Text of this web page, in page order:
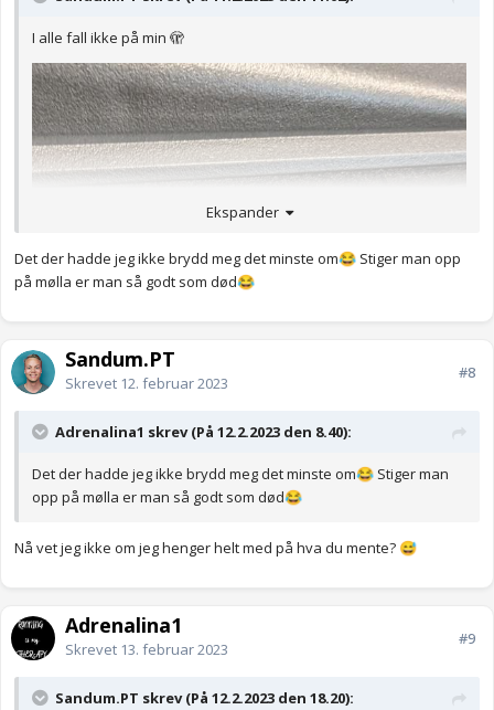
I alle fall ikke på min 🫣
Her må man stoppe umiddelbart om man blir andpusten
Ekspander
Det der hadde jeg ikke brydd meg det minste om😂 Stiger man opp
på mølla er man så godt som død😂
Sandum.PT
Skrevet 12. februar 2023
#8
Adrenalina1 skrev (På 12.2.2023 den 8.40):
Det der hadde jeg ikke brydd meg det minste om😂 Stiger man
opp på mølla er man så godt som død😂
Nå vet jeg ikke om jeg henger helt med på hva du mente? 😅
Adrenalina1
Skrevet 13. februar 2023
#9
Sandum.PT skrev (På 12.2.2023 den 18.20):